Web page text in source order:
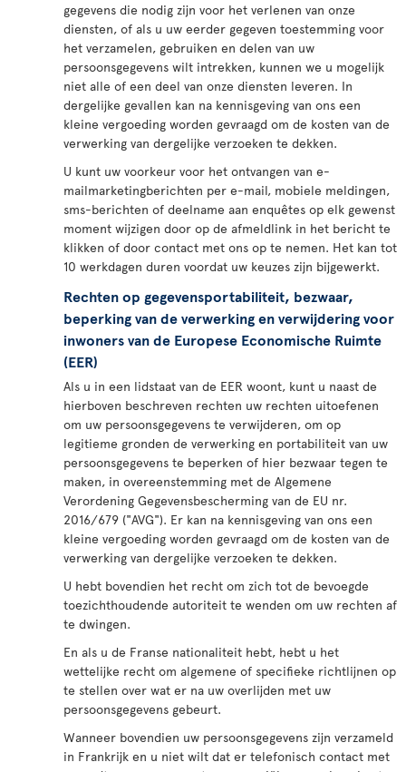
gegevens die nodig zijn voor het verlenen van onze
diensten, of als u uw eerder gegeven toestemming voor
het verzamelen, gebruiken en delen van uw
persoonsgegevens wilt intrekken, kunnen we u mogelijk
niet alle of een deel van onze diensten leveren. In
dergelijke gevallen kan na kennisgeving van ons een
kleine vergoeding worden gevraagd om de kosten van de
verwerking van dergelijke verzoeken te dekken.
U kunt uw voorkeur voor het ontvangen van e-
mailmarketingberichten per e-mail, mobiele meldingen,
sms-berichten of deelname aan enquêtes op elk gewenst
moment wijzigen door op de afmeldlink in het bericht te
klikken of door contact met ons op te nemen. Het kan tot
10 werkdagen duren voordat uw keuzes zijn bijgewerkt.
Rechten op gegevensportabiliteit, bezwaar,
beperking van de verwerking en verwijdering voor
inwoners van de Europese Economische Ruimte
(EER)
Als u in een lidstaat van de EER woont, kunt u naast de
hierboven beschreven rechten uw rechten uitoefenen
om uw persoonsgegevens te verwijderen, om op
legitieme gronden de verwerking en portabiliteit van uw
persoonsgegevens te beperken of hier bezwaar tegen te
maken, in overeenstemming met de Algemene
Verordening Gegevensbescherming van de EU nr.
2016/679 ("AVG"). Er kan na kennisgeving van ons een
kleine vergoeding worden gevraagd om de kosten van de
verwerking van dergelijke verzoeken te dekken.
U hebt bovendien het recht om zich tot de bevoegde
toezichthoudende autoriteit te wenden om uw rechten af
te dwingen.
En als u de Franse nationaliteit hebt, hebt u het
wettelijke recht om algemene of specifieke richtlijnen op
te stellen over wat er na uw overlijden met uw
persoonsgegevens gebeurt.
Wanneer bovendien uw persoonsgegevens zijn verzameld
in Frankrijk en u niet wilt dat er telefonisch contact met